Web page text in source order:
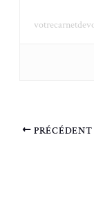
PRÉCÉDENT